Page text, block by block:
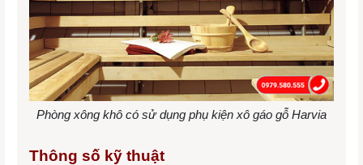
Phòng xông khô có sử dụng phụ kiện xô gáo gỗ Harvia
Thông số kỹ thuật